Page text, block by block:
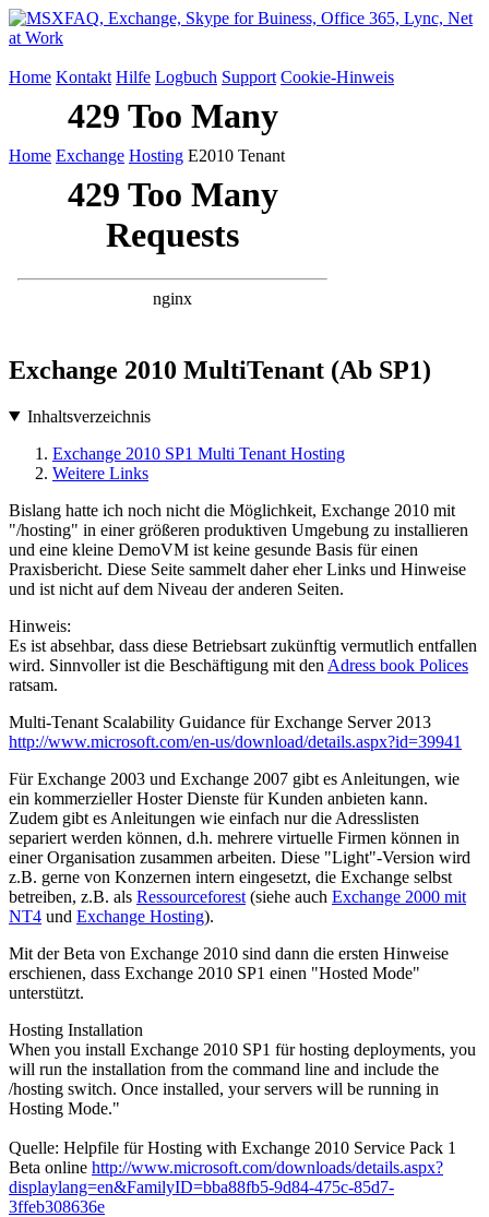
Home Kontakt Hilfe Logbuch Support Cookie-Hinweis
Home Exchange Hosting E2010 Tenant
Exchange 2010 MultiTenant (Ab SP1)
Inhaltsverzeichnis
Exchange 2010 SP1 Multi Tenant Hosting
Weitere Links
Bislang hatte ich noch nicht die Möglichkeit, Exchange 2010 mit
"/hosting" in einer größeren produktiven Umgebung zu installieren
und eine kleine DemoVM ist keine gesunde Basis für einen
Praxisbericht. Diese Seite sammelt daher eher Links und Hinweise
und ist nicht auf dem Niveau der anderen Seiten.
Hinweis:
Es ist absehbar, dass diese Betriebsart zukünftig vermutlich entfallen
wird. Sinnvoller ist die Beschäftigung mit den Adress book Polices
ratsam.
Multi-Tenant Scalability Guidance für Exchange Server 2013
http://www.microsoft.com/en-us/download/details.aspx?id=39941
Für Exchange 2003 und Exchange 2007 gibt es Anleitungen, wie
ein kommerzieller Hoster Dienste für Kunden anbieten kann.
Zudem gibt es Anleitungen wie einfach nur die Adresslisten
separiert werden können, d.h. mehrere virtuelle Firmen können in
einer Organisation zusammen arbeiten. Diese "Light"-Version wird
z.B. gerne von Konzernen intern eingesetzt, die Exchange selbst
betreiben, z.B. als Ressourceforest (siehe auch Exchange 2000 mit
NT4 und Exchange Hosting).
Mit der Beta von Exchange 2010 sind dann die ersten Hinweise
erschienen, dass Exchange 2010 SP1 einen "Hosted Mode"
unterstützt.
Hosting Installation
When you install Exchange 2010 SP1 für hosting deployments, you
will run the installation from the command line and include the
/hosting switch. Once installed, your servers will be running in
Hosting Mode."
Quelle: Helpfile für Hosting with Exchange 2010 Service Pack 1
Beta online http://www.microsoft.com/downloads/details.aspx?
displaylang=en&FamilyID=bba88fb5-9d84-475c-85d7-
3ffeb308636e